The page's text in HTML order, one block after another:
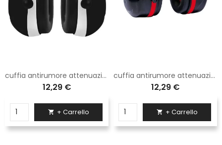
cuffia antirumore attenuazione alta con attacco per elmetto S
12,29 €
 + Carrello
cuffia antirumore attenuazione elevata con coppe regolabili
12,29 €
 + Carrello